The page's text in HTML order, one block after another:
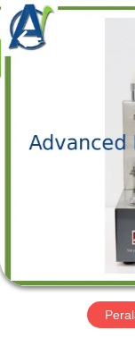
PRODUK
TENTANG
TUR
PABRIK
Advanced
Instruments
Co.,Limited.
All
Rights